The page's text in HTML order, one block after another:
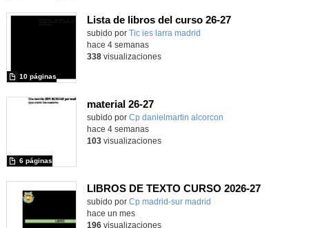
Lista de libros del curso 26-27
subido por Tic ies larra madrid
10 páginas
hace 4 semanas
338visualizaciones
material 26-27
subido por Cp danielmartin alcorcon
6 páginas
hace 4 semanas
103visualizaciones
LIBROS DE TEXTO CURSO 2026-27
subido por Cp madrid-sur madrid
hace un mes
196visualizaciones